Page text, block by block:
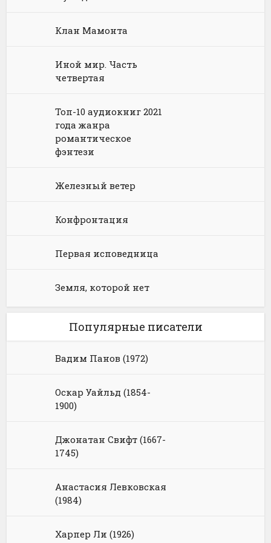
Языкознание
Социальная фантастика
Ужасы и Мистика
Юмористическое фэнтези
Клан Мамонта
Иной мир. Часть
четвертая
Топ-10 аудиокниг 2021
года жанра
романтическое
фэнтези
Железный ветер
Конфронтация
Первая исповедница
Земля, которой нет
Популярные писатели
Вадим Панов (1972)
Оскар Уайльд (1854-
1900)
Джонатан Свифт (1667-
1745)
Анастасия Левковская
(1984)
Харпер Ли (1926)